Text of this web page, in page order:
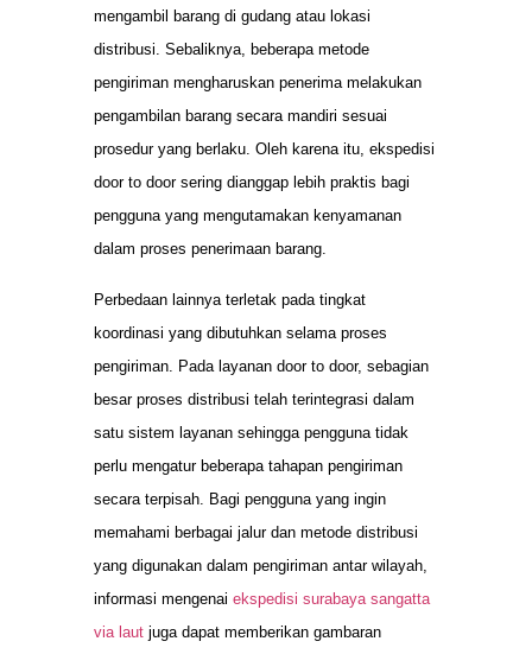
mengambil barang di gudang atau lokasi
distribusi. Sebaliknya, beberapa metode
pengiriman mengharuskan penerima melakukan
pengambilan barang secara mandiri sesuai
prosedur yang berlaku. Oleh karena itu, ekspedisi
door to door sering dianggap lebih praktis bagi
pengguna yang mengutamakan kenyamanan
dalam proses penerimaan barang.
Perbedaan lainnya terletak pada tingkat
koordinasi yang dibutuhkan selama proses
pengiriman. Pada layanan door to door, sebagian
besar proses distribusi telah terintegrasi dalam
satu sistem layanan sehingga pengguna tidak
perlu mengatur beberapa tahapan pengiriman
secara terpisah. Bagi pengguna yang ingin
memahami berbagai jalur dan metode distribusi
yang digunakan dalam pengiriman antar wilayah,
informasi mengenai ekspedisi surabaya sangatta
via laut juga dapat memberikan gambaran